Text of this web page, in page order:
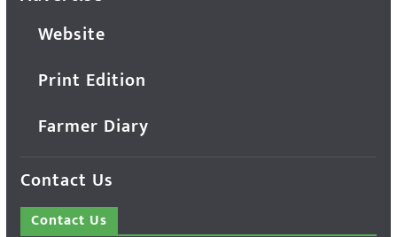
Website
Print Edition
Farmer Diary
Contact Us
Contact Us